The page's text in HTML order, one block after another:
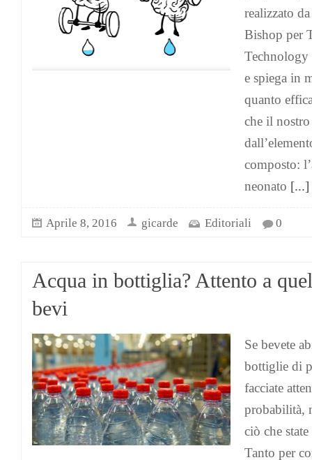
realizzato
Bishop per
Technology
e spiega in
quanto
che il
composto:
neonato [...]
Aprile 8, 2016 gicarde Editoriali 0
Acqua in bottiglia? Attento a
bevi
Se bevete
bottiglie di
facciate
probabilità,
ciò che
Tanto per